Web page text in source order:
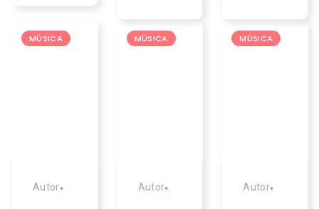
MÚSICA
Autor•
MÚSICA
Autor•
MÚSICA
Autor•